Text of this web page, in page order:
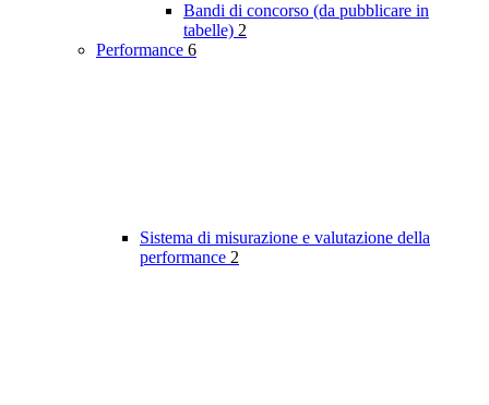
Bandi di concorso (da pubblicare in
tabelle) 2
Performance 6
Sistema di misurazione e valutazione della
performance 2